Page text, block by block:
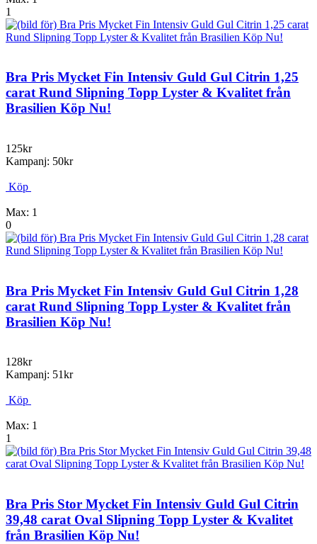
1
Bra Pris Mycket Fin Intensiv Guld Gul Citrin 1,25
carat Rund Slipning Topp Lyster & Kvalitet från
Brasilien Köp Nu!
125kr
Kampanj: 50kr
Köp
Max: 1
0
Bra Pris Mycket Fin Intensiv Guld Gul Citrin 1,28
carat Rund Slipning Topp Lyster & Kvalitet från
Brasilien Köp Nu!
128kr
Kampanj: 51kr
Köp
Max: 1
1
Bra Pris Stor Mycket Fin Intensiv Guld Gul Citrin
39,48 carat Oval Slipning Topp Lyster & Kvalitet
från Brasilien Köp Nu!